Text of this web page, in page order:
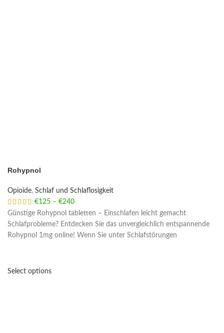
Rohypnol
Opioide, Schlaf und Schlaflosigkeit
€125 – €240
Günstige Rohypnol tabletten – Einschlafen leicht gemacht
Schlafprobleme? Entdecken Sie das unvergleichlich entspannende
Rohypnol 1mg online! Wenn Sie unter Schlafstörungen
Select options